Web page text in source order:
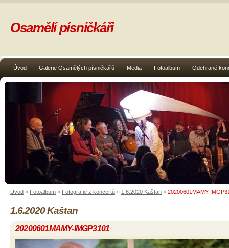
Úvod Galerie Osamělých písničkářů Media Fotoalbum Odehrané
Osamělí písničkáři
Úvod » Fotoalbum » Fotografie z koncertů » 1.6.2020 Kaštan » 20200601MAMY-
1.6.2020 Kaštan
20200601MAMY-IMGP3101